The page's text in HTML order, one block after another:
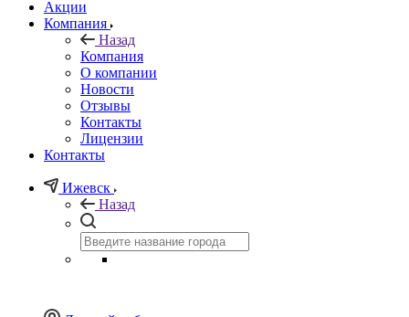
Акции
Компания
Назад
Компания
О компании
Новости
Отзывы
Контакты
Лицензии
Контакты
Ижевск
Назад